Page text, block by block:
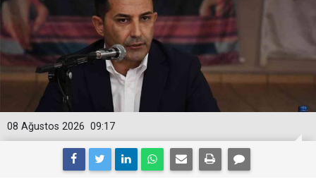
09:17
08 Ağustos 2026